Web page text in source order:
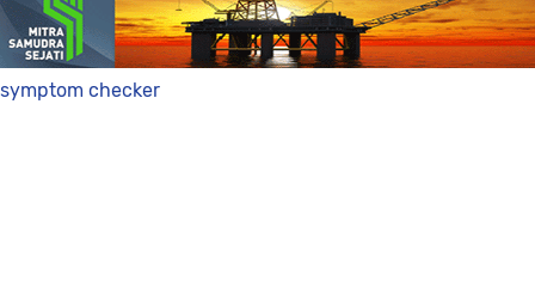
symptom checker